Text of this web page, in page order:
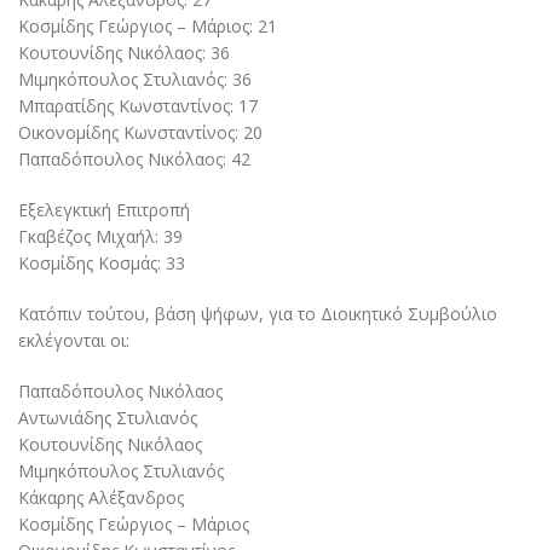
Κοσμίδης Γεώργιος – Μάριος: 21
Κουτουνίδης Νικόλαος: 36
Μιμηκόπουλος Στυλιανός: 36
Μπαρατίδης Κωνσταντίνος: 17
Οικονομίδης Κωνσταντίνος: 20
Παπαδόπουλος Νικόλαος: 42
Εξελεγκτική Επιτροπή
Γκαβέζος Μιχαήλ: 39
Κοσμίδης Κοσμάς: 33
Κατόπιν τούτου, βάση ψήφων, για το Διοικητικό Συμβούλιο
εκλέγονται οι:
Παπαδόπουλος Νικόλαος
Αντωνιάδης Στυλιανός
Κουτουνίδης Νικόλαος
Μιμηκόπουλος Στυλιανός
Κάκαρης Αλέξανδρος
Κοσμίδης Γεώργιος – Μάριος